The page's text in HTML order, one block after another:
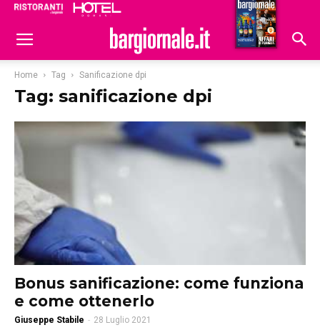
Hoteldomani
Home Tag Sanificazione dpi
Tag: sanificazione dpi
Bonus sanificazione: come funziona
e come ottenerlo
Giuseppe Stabile - 28 Luglio 2021